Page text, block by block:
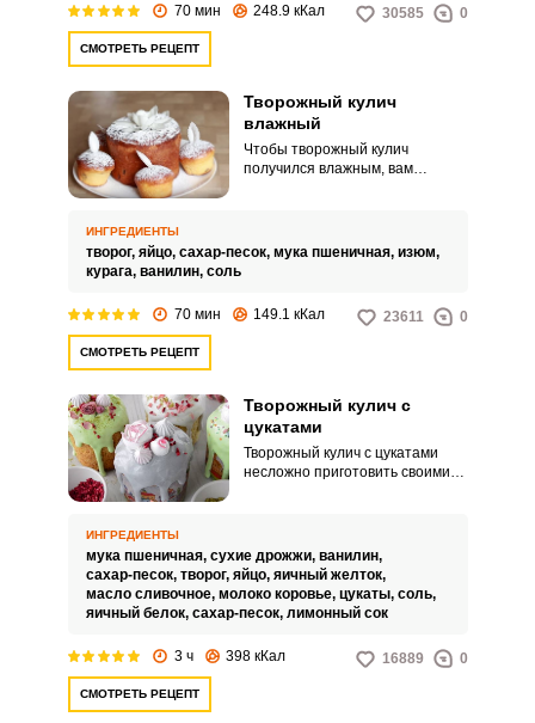
70 мин 248.9 кКал 30585 0
СМОТРЕТЬ РЕЦЕПТ
Творожный кулич
влажный
Чтобы творожный кулич
получился влажным, вам
нежным и вкусным, а
приготовить его несложно и
ИНГРЕДИЕНТЫ
творог, яйцо, сахар-песок, мука пшеничная, изюм,
курага, ванилин, соль
70 мин 149.1 кКал 23611 0
СМОТРЕТЬ РЕЦЕПТ
Творожный кулич с
цукатами
Творожный кулич с цукатами
несложно приготовить своими
качества сохранятся в нем в
течение нескольких дней.
ИНГРЕДИЕНТЫ
мука пшеничная, сухие дрожжи, ванилин,
сахар-песок, творог, яйцо, яичный желток,
масло сливочное, молоко коровье, цукаты, соль,
яичный белок, сахар-песок, лимонный сок
3 ч 398 кКал 16889 0
СМОТРЕТЬ РЕЦЕПТ